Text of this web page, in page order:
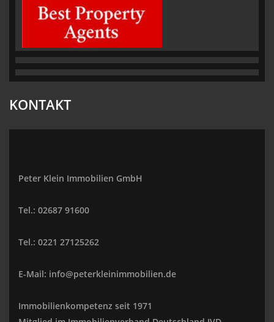
KONTAKT
Peter Klein Immobilien GmbH
Tel.: 02687 91600
Tel.: 0221 27125262
E-Mail: info@peterkleinimmobilien.de
Immobilienkompetenz seit 1971